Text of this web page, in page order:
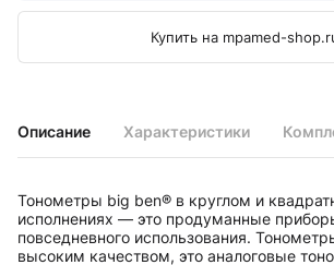
Описание Характеристики
Тонометры big ben® в круглом и
исполненияx — это продуманные
повседневного использования.
высоким качеством, это аналоговые
Купить на mpamed-